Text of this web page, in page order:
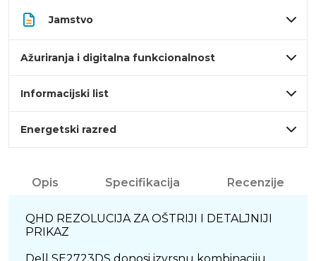
Jamstvo
Ažuriranja i digitalna funkcionalnost
Informacijski list
Energetski razred
Opis Specifikacija Recenzije
QHD REZOLUCIJA ZA OŠTRIJI I DETALJNIJI
PRIKAZ